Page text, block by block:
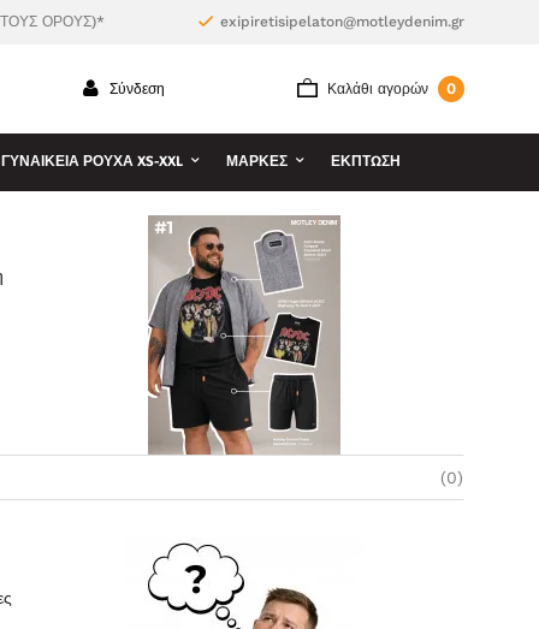
ΟΡΟΥΣ)* exipiretisipelaton@motleydenim.gr
Καλάθι αγορών 0
Σύνδεση
ΓΥΝΑΙΚΕΊΑ ΡΟΎΧΑ XS-XXL ΜΆΡΚΕΣ ΕΚΠΤΩΣΗ
(0)